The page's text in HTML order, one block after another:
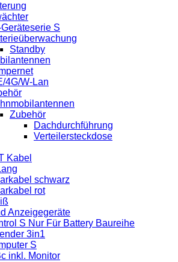
Geräteserie S
Standby
4G/W-Lan
Zubehör
Dachdurchführung
Verteilersteckdose
Kabel
schwarz
rot
Anzeigegeräte
S Nur Für Battery Baureihe
3in1
S
inkl. Monitor